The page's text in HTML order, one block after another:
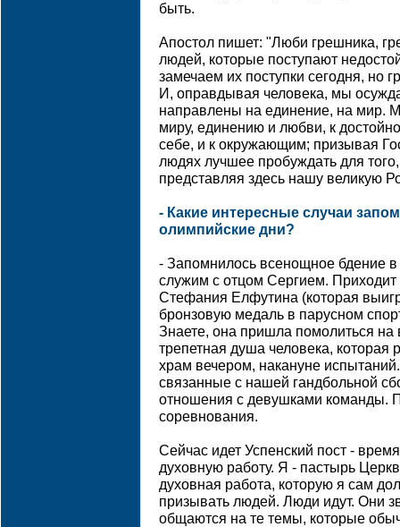
быть.
Апостол пишет: "Люби грешника,
людей, которые поступают
замечаем их поступки сегодня, но
И, оправдывая человека, мы
направлены на единение, на мир.
миру, единению и любви, к
себе, и к окружающим; призывая
людях лучшее пробуждать для
представляя здесь нашу великую
- Какие интересные случаи
олимпийские дни?
- Запомнилось всенощное бдение
служим с отцом Сергием.
Стефания Елфутина (которая
бронзовую медаль в парусном
Знаете, она пришла помолиться на
трепетная душа человека, которая
храм вечером, накануне
связанные с нашей гандбольной
отношения с девушками команды.
соревнования.
Сейчас идет Успенский пост -
духовную работу. Я - пастырь
духовная работа, которую я сам
призывать людей. Люди идут. Они
общаются на те темы, которые